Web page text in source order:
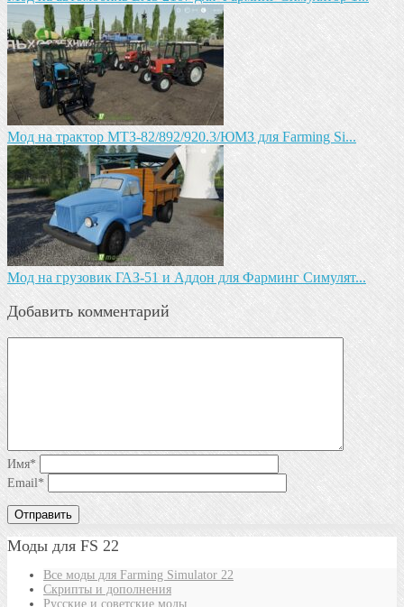
Мод на трактор МТЗ-82/892/920.3/ЮМЗ для Farming Si...
Мод на грузовик ГАЗ-51 и Аддон для Фарминг Симулят...
Добавить комментарий
Имя*
Email*
Моды для FS 22
Все моды для Farming Simulator 22
Скрипты и дополнения
Русские и советские моды